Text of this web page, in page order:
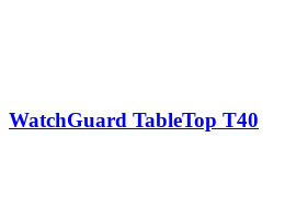
WatchGuard TableTop T40